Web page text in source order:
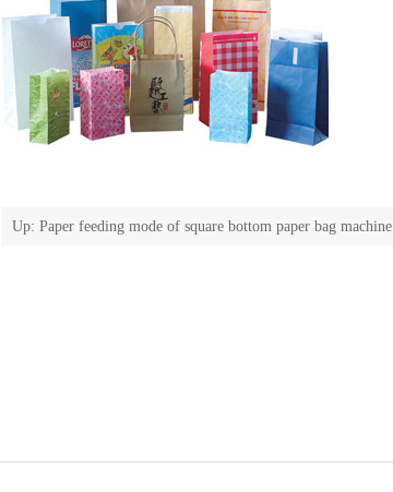
Up: Paper feeding mode of square bottom paper bag machine